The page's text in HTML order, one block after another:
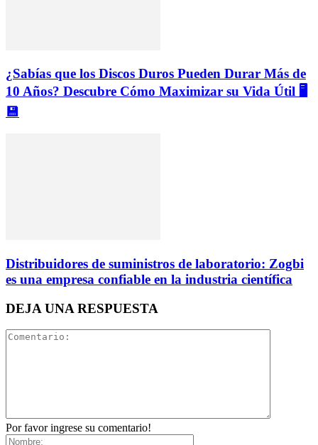
¿Sabías que los Discos Duros Pueden Durar Más de
10 Años? Descubre Cómo Maximizar su Vida Útil 🖥️
💾
Distribuidores de suministros de laboratorio: Zogbi
es una empresa confiable en la industria científica
DEJA UNA RESPUESTA
Por favor ingrese su comentario!